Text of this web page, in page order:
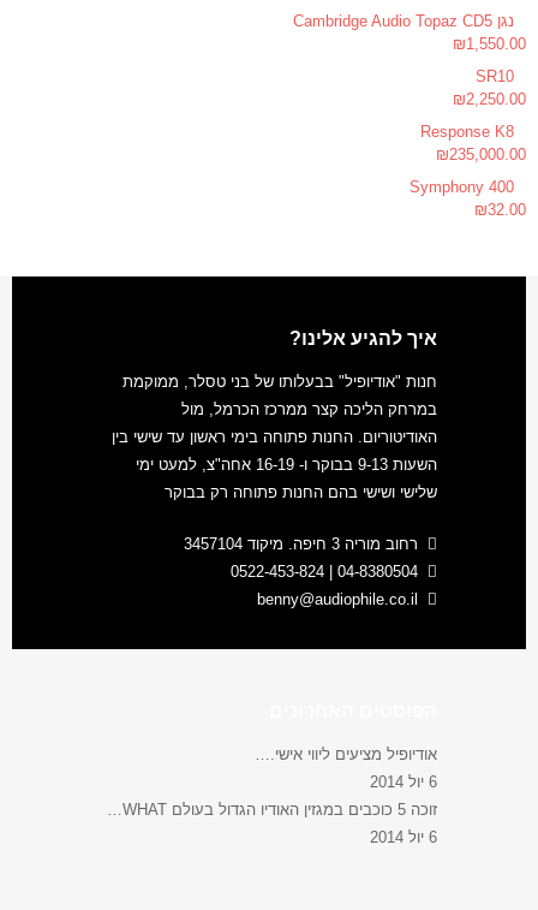
נגן Cambridge Audio Topaz CD5
₪1,550.00
SR10
₪2,250.00
Response K8
₪235,000.00
Symphony 400
₪32.00
איך להגיע אלינו?
חנות "אודיופיל" בבעלותו של בני טסלר, ממוקמת
במרחק הליכה קצר ממרכז הכרמל, מול
האודיטוריום. החנות פתוחה בימי ראשון עד שישי בין
השעות 9-13 בבוקר ו- 16-19 אחה"צ, למעט ימי
שלישי ושישי בהם החנות פתוחה רק בבוקר
רחוב מוריה 3 חיפה. מיקוד 3457104
benny@audiophile.co.il
אודיופיל מציעים ליווי אישי.…
6 יול 2014
זוכה 5 כוכבים במגזין האודיו הגדול בעולם WHAT…
6 יול 2014